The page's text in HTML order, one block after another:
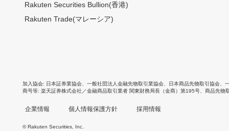
Rakuten Securities Bullion(香港)
Rakuten Trade(マレーシア)
加入協会 日本証券業協会 一般社団法人金融先物取引業協会 日本商品先物取引協会
商号等 楽天証券株式会社／金融商品取引業者 関東財務局長（金商）第195号、商品先物
企業情報 個人情報保護方針 採用情報
© Rakuten Securities, Inc.